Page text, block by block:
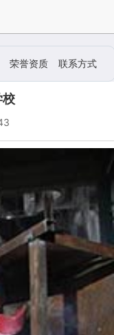
荣誉资质 联系方式
校